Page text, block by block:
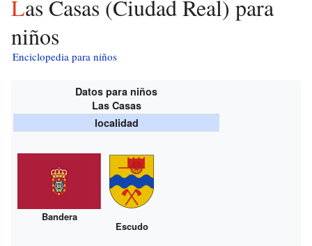
Las Casas (Ciudad Real) para
niños
Enciclopedia para niños
Datos para niños
Las Casas
localidad
Bandera
Escudo